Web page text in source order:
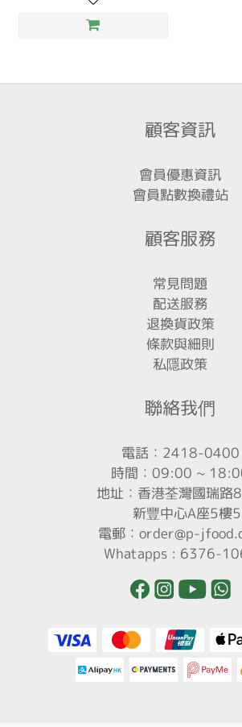
顧客資訊
會員優惠資訊
會員點數換禮站
顧客服務
常見問題
配送服務
退換貨政策
條款與細則
私隱政策
聯絡我們
電話：2418-0400
時間：09:00 ~
地址：香港荃灣國瑞路
新豐中心A座5樓
電郵：order@p-
Whatapps : 6376-